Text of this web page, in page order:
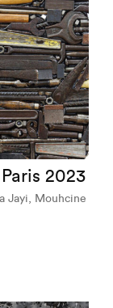
2023
Jayi, Mouhcine